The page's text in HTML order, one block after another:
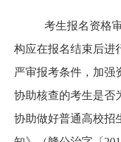
考生报名资格
构应在报名结束后进
严审报考条件，加强
协助核查的考生是否
协助做好普通高校招